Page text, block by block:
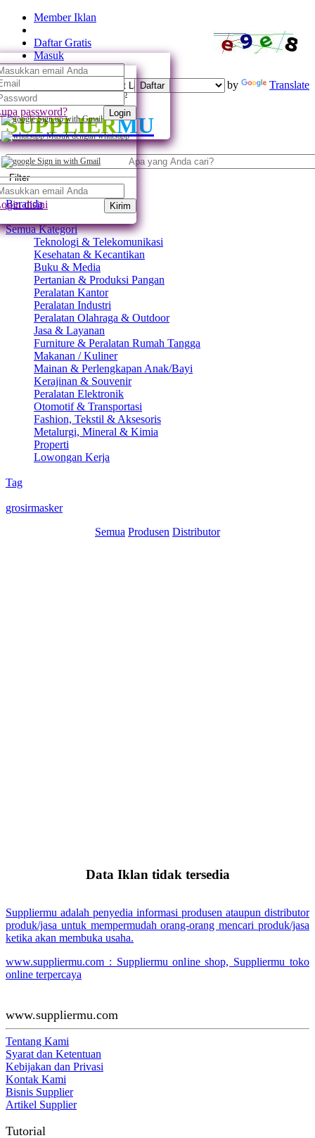
Member Iklan
Daftar Gratis
Daftar
Daftar dengan whatsapp
Sign up with Gmail
Masuk
password? Login
Masuk dengan whatsapp
Sign in with Gmail
disini Kirim
Powered by Translate
SUPPLIERMU
Filter
Beranda
Semua Kategori
Teknologi & Telekomunikasi
Kesehatan & Kecantikan
Buku & Media
Pertanian & Produksi Pangan
Peralatan Kantor
Peralatan Industri
Peralatan Olahraga & Outdoor
Jasa & Layanan
Furniture & Peralatan Rumah Tangga
Makanan / Kuliner
Mainan & Perlengkapan Anak/Bayi
Kerajinan & Souvenir
Peralatan Elektronik
Otomotif & Transportasi
Fashion, Tekstil & Aksesoris
Metalurgi, Mineral & Kimia
Properti
Lowongan Kerja
Tag
grosirmasker
Semua Produsen Distributor
Data Iklan tidak tersedia
Suppliermu adalah penyedia informasi produsen ataupun distributor
produk/jasa untuk mempermudah orang-orang mencari produk/jasa
ketika akan membuka usaha.
www.suppliermu.com : Suppliermu online shop, Suppliermu toko
online terpercaya
www.suppliermu.com
Tentang Kami
Syarat dan Ketentuan
Kebijakan dan Privasi
Kontak Kami
Bisnis Supplier
Artikel Supplier
Tutorial